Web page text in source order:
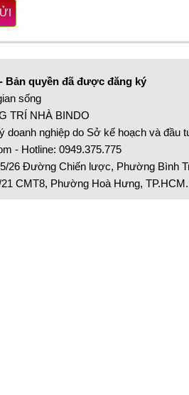
Bản quyền đã được đăng ký
sống
TRÍ NHÀ BINDO
doanh nghiệp do Sở kế hoạch và đầu
- Hotline: 0949.375.775
26 Đường Chiến lược, Phường Bình
CMT8, Phường Hoà Hưng,